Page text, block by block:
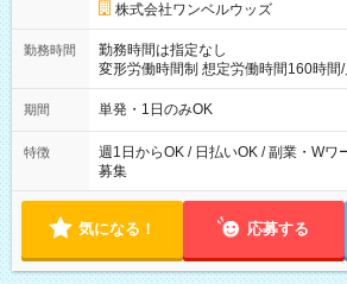
株式会社ワンベルウッズ
勤務時間
勤務時間は指定なし
変形労働時間制 想定労働時間160時間/月 【シフト例】 ・8
～21：00
期間 単発・1日のみOK
特徴
週1日からOK / 日払いOK / 副業・Wワ
募集
気になる！ 応募する